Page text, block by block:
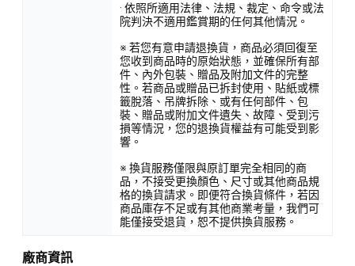
· 依照所適用法律、法規、裁定、命令或法
院判決不適用鑑賞期的任何其他情況。
※ 若您有意申請退換貨，商品必須回復至
您收到商品時的原始狀態，並確保所有部
件、內外包裝、贈品及附加文件的完整
性。若商品或贈品已拆封使用、貼紙或標
籤脫落、吊牌拆除、或有任何部件、包
裝、贈品或附加文件遺失、故障、受到污
損等情況，您的退換貨權益有可能受到影
響。
※ 換貨服務僅限與原訂單完全相同的商
品，不接受更換顏色、尺寸或其他商品規
格的換貨請求。即便符合換貨條件，若因
商品庫存不足或有其他商業考量，我們可
能僅接受退貨，恕不提供換貨服務。
廠商資訊